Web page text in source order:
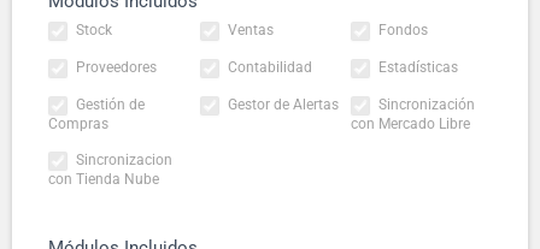
Stock Ventas Fondos
Proveedores Contabilidad Estadísticas
Gestión de
Compras
Gestor de Alertas
Sincronización
con Mercado Libre
Sincronizacion
con Tienda Nube